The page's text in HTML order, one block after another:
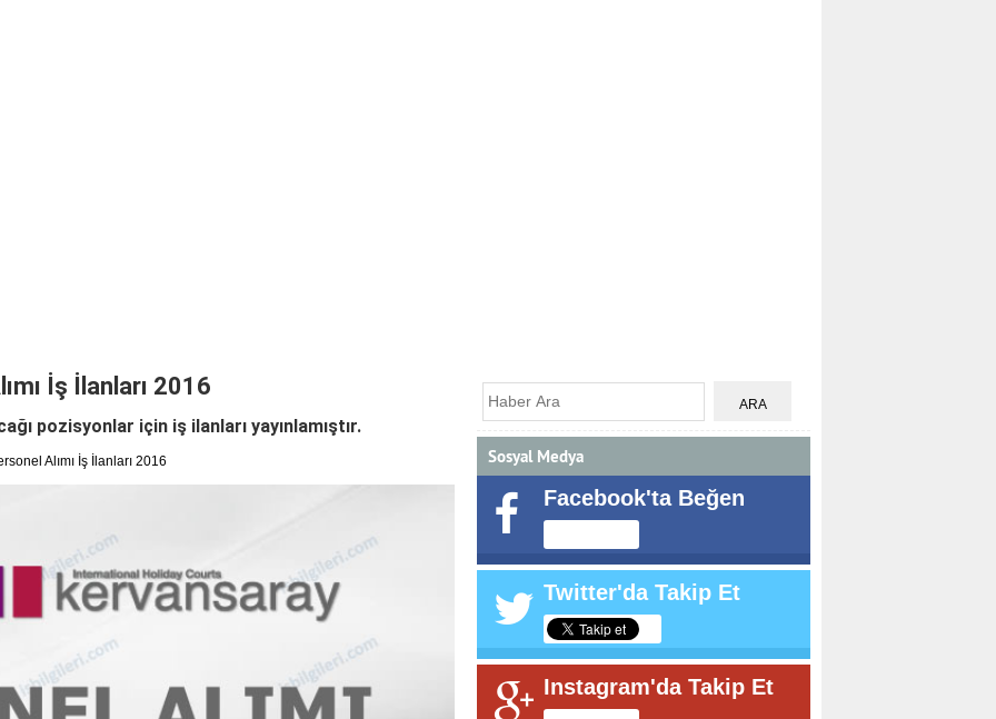
İş İlanları 2016
pozisyonlar için iş ilanları yayınlamıştır.
Alımı İş İlanları 2016 Sosyal Medya
Facebook'ta Beğen
Twitter'da Takip Et
Instagram'da Takip Et